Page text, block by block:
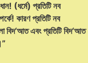
(ধর্মে) প্রতিটি নব
কারণ প্রতিটি নব
বিদ‘আত এবং প্রতিটি বিদ‘আত